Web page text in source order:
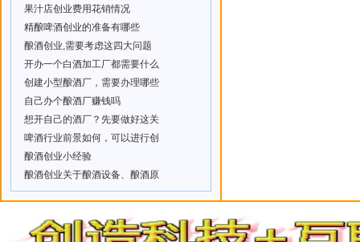
果汁店创业费用花销情况
精酿啤酒创业的准备有哪些
酿酒创业,需要考虑这四大问题
开办一个白酒加工厂都需要什么
创建小型酿酒厂，需要办理哪些
自己办个酿酒厂赚钱吗
想开自己的酒厂？先要做好这关
啤酒行业前景如何，可以进行创
酿酒创业小经验
酿酒创业关于酿酒设备、酿酒原